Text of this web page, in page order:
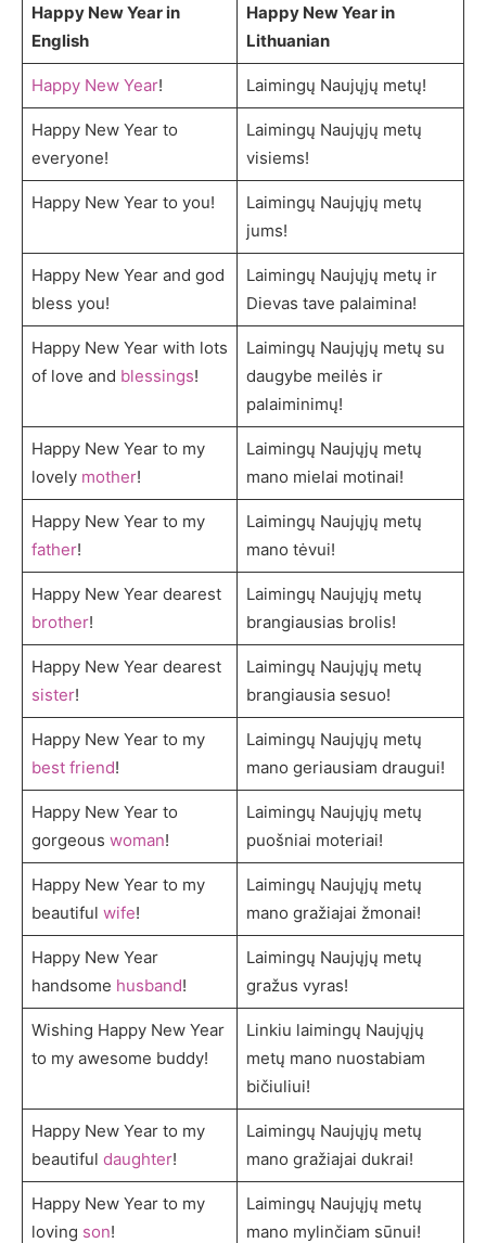
Happy New Year in
English
Happy New Year in
Lithuanian
Happy New Year! Laimingų Naujųjų metų!
Happy New Year to
everyone!
Laimingų Naujųjų metų
visiems!
Happy New Year to you!
Laimingų Naujųjų metų
jums!
Happy New Year and god
bless you!
Laimingų Naujųjų metų ir
Dievas tave palaimina!
Happy New Year with lots
of love and blessings!
Laimingų Naujųjų metų su
daugybe meilės ir
palaiminimų!
Happy New Year to my
lovely mother!
Laimingų Naujųjų metų
mano mielai motinai!
Happy New Year to my
father!
Laimingų Naujųjų metų
mano tėvui!
Happy New Year dearest
brother!
Laimingų Naujųjų metų
brangiausias brolis!
Happy New Year dearest
sister!
Laimingų Naujųjų metų
brangiausia sesuo!
Happy New Year to my
best friend!
Laimingų Naujųjų metų
mano geriausiam draugui!
Happy New Year to
gorgeous woman!
Laimingų Naujųjų metų
puošniai moteriai!
Happy New Year to my
beautiful wife!
Laimingų Naujųjų metų
mano gražiajai žmonai!
Happy New Year
handsome husband!
Laimingų Naujųjų metų
gražus vyras!
Wishing Happy New Year
to my awesome buddy!
Linkiu laimingų Naujųjų
metų mano nuostabiam
bičiuliui!
Happy New Year to my
beautiful daughter!
Laimingų Naujųjų metų
mano gražiajai dukrai!
Happy New Year to my
loving son!
Laimingų Naujųjų metų
mano mylinčiam sūnui!